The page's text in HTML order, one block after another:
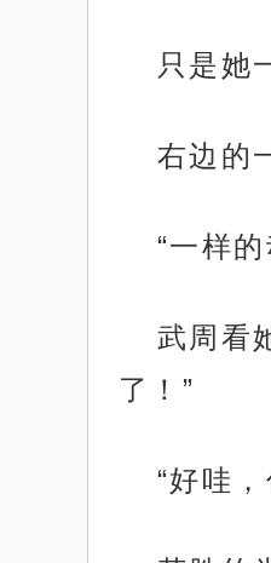
只是她
右边的
“一样
武周看
了！”
“好哇